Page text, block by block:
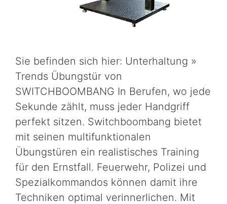
Sie befinden sich hier: Unterhaltung »
Trends Übungstür von
SWITCHBOOMBANG In Berufen, wo jede
Sekunde zählt, muss jeder Handgriff
perfekt sitzen. Switchboombang bietet
mit seinen multifunktionalen
Übungstüren ein realistisches Training
für den Ernstfall. Feuerwehr, Polizei und
Spezialkommandos können damit ihre
Techniken optimal verinnerlichen. Mit